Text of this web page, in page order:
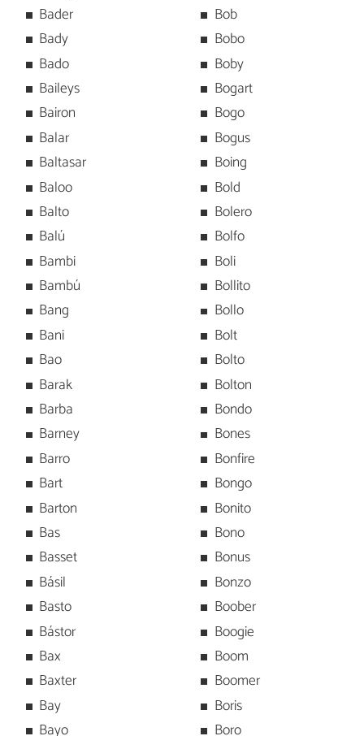
Bader
Bady
Bado
Baileys
Bairon
Balar
Baltasar
Baloo
Balto
Balú
Bambi
Bambú
Bang
Bani
Bao
Barak
Barba
Barney
Barro
Bart
Barton
Bas
Basset
Básil
Basto
Bástor
Bax
Baxter
Bay
Bayo
Bob
Bobo
Boby
Bogart
Bogo
Bogus
Boing
Bold
Bolero
Bolfo
Boli
Bollito
Bollo
Bolt
Bolto
Bolton
Bondo
Bones
Bonfire
Bongo
Bonito
Bono
Bonus
Bonzo
Boober
Boogie
Boom
Boomer
Boris
Boro